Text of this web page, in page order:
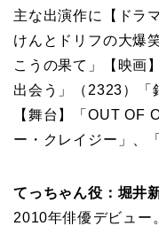
主な出演作に【ドラ
けんとドリフの大爆
こうの果て」【映画
出会う」（2323）「
【舞台】「OUT OF
ー・クレイジー」、
てっちゃん役：堀井
2010年俳優デビュー